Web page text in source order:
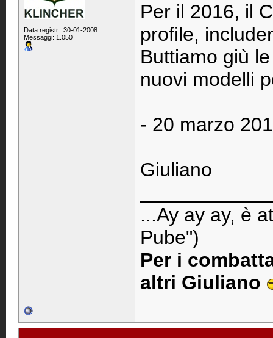
Data registr.: 30-01-2008
Messaggi: 1.050
Per il 2016, il
profile,
Buttiamo giù
nuovi modelli
- 20 marzo
Giuliano
...Ay ay ay, è
Pube")
Per i
altri Giuliano